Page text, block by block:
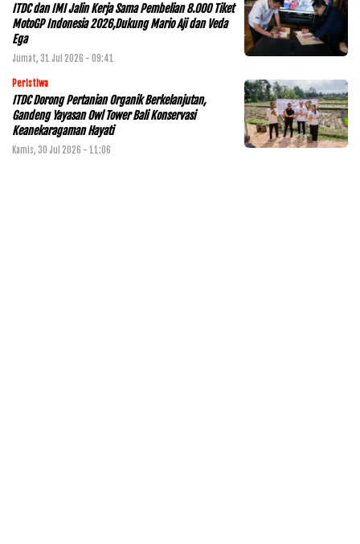
ITDC dan IMI Jalin Kerja Sama Pembelian 8.000 Tiket
MotoGP Indonesia 2026,Dukung Mario Aji dan Veda
Ega
Jumat, 31 Jul 2026 - 09:41
Peristiwa
ITDC Dorong Pertanian Organik Berkelanjutan,
Gandeng Yayasan Owl Tower Bali Konservasi
Keanekaragaman Hayati
Kamis, 30 Jul 2026 - 11:06